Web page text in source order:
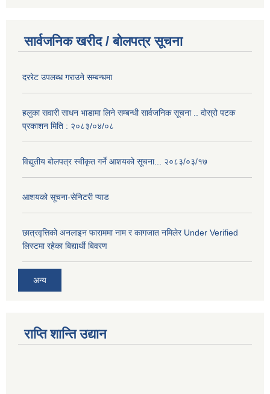
सार्वजनिक खरीद / बोलपत्र सूचना
दररेट उपलब्ध गराउने सम्बन्धमा
हलुका सवारी साधन भाडामा लिने सम्बन्धी सार्वजनिक सूचना .. दोस्रो पटक
प्रकाशन मिति : २०८३/०४/०८
विद्युतीय बोलपत्र स्वीकृत गर्ने आशयको सूचना... २०८३/०३/१७
आशयको सूचना-सेनिटरी प्याड
छात्रवृत्तिको अनलाइन फाराममा नाम र कागजात नमिलेर Under Verified
लिस्टमा रहेका बिद्यार्थी बिवरण
अन्य
राप्ति शान्ति उद्यान